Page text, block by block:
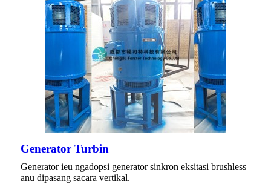
Generator Turbin
Generator ieu ngadopsi generator sinkron eksitasi brushless
anu dipasang sacara vertikal.